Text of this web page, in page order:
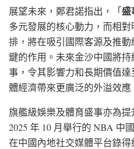
展望未來，鄭君諾指出，「盛
多元發展的核心動力，而相
排，將在吸引國際客源及推
鍵的作用。未來金沙中國將
事，令其影響力和長期價值
體經濟帶來更廣泛的外溢效
旗艦級娛樂及體育盛事亦為
2025 年 10 月舉行的 NBA 中
在中國內地社交媒體平台錄